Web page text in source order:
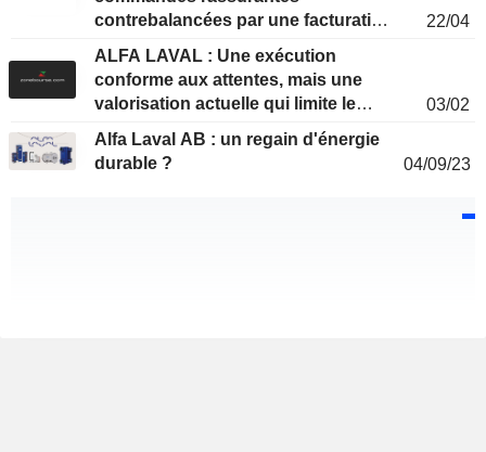
contrebalancées par une facturation
en baisse ; le titre reste valorisé à
son juste prix
22/04
ALFA LAVAL : Une exécution
conforme aux attentes, mais une
valorisation actuelle qui limite le
03/02
Alfa Laval AB : un regain d'énergie
durable ?
04/09/23